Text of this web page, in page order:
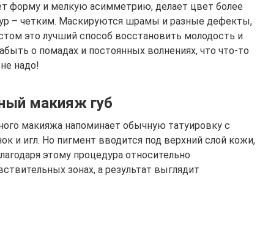
форму и мелкую асимметрию, делает цвет более
– четким. Маскируются шрамы и разные дефекты,
это лучший способ восстановить молодость и
о помадах и постоянных волнениях, что что-то
надо!
макияж губ
макияжа напоминает обычную татуировку с
и игл. Но пигмент вводится под верхний слой кожи,
этому процедура относительно
зонах, а результат выглядит